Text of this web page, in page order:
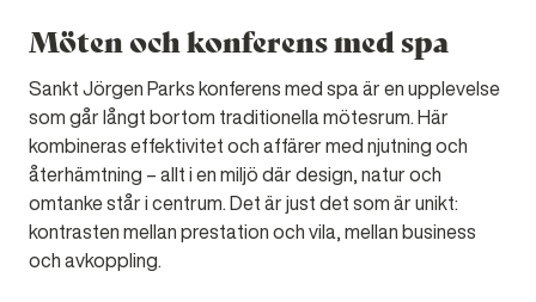
Möten och konferens med spa
Sankt Jörgen Parks konferens med spa är en upplevelse
som går långt bortom traditionella mötesrum. Här
kombineras effektivitet och affärer med njutning och
återhämtning – allt i en miljö där design, natur och
omtanke står i centrum. Det är just det som är unikt:
kontrasten mellan prestation och vila, mellan business
och avkoppling.